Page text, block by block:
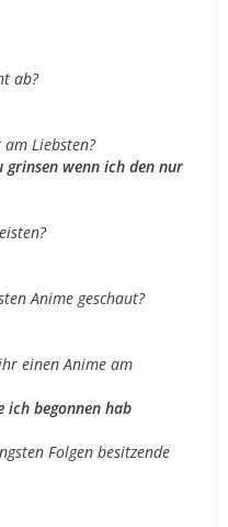
ab?
Liebsten?
grinsen wenn ich den nur
Anime geschaut?
einen Anime am
ich begonnen hab
Folgen besitzende